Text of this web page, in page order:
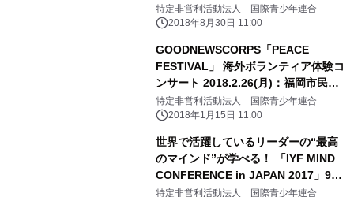
10日～13日 代々木で開催！
特定非営利活動法人 国際青少年連合
2018年8月30日 11:00
GOODNEWSCORPS「PEACE
FESTIVAL」 海外ボランティア体験コ
ンサート 2018.2.26(月)：福岡市民会
館大ホール 2.27(火)：広島国際会議場
フェニックスホールにて開催。
特定非営利活動法人 国際青少年連合
2018年1月15日 11:00
世界で活躍しているリーダーの“最高
のマインド”が学べる！ 「IYF MIND
CONFERENCE in JAPAN 2017」9月
11日～14日 代々木で開催！東京都後
特定非営利活動法人 国際青少年連合